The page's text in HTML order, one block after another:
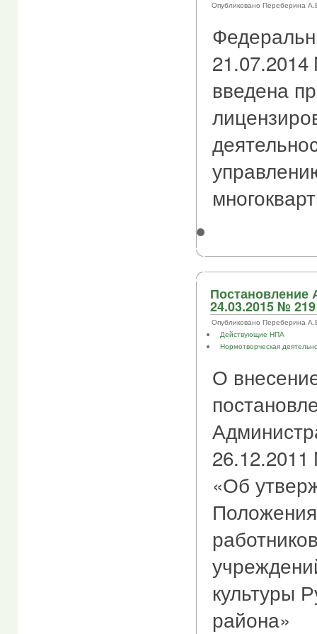
Опубликовано Переберина
введена
Постановление
24.03.2015 № 219
Опубликовано Переберина
Действующие НПА
Нормотворческая
О
«Об
культуры
района»